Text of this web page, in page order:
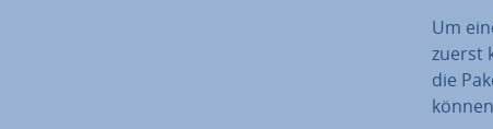
Um
zuerst
die